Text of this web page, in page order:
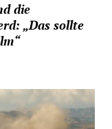
die
„Das sollte